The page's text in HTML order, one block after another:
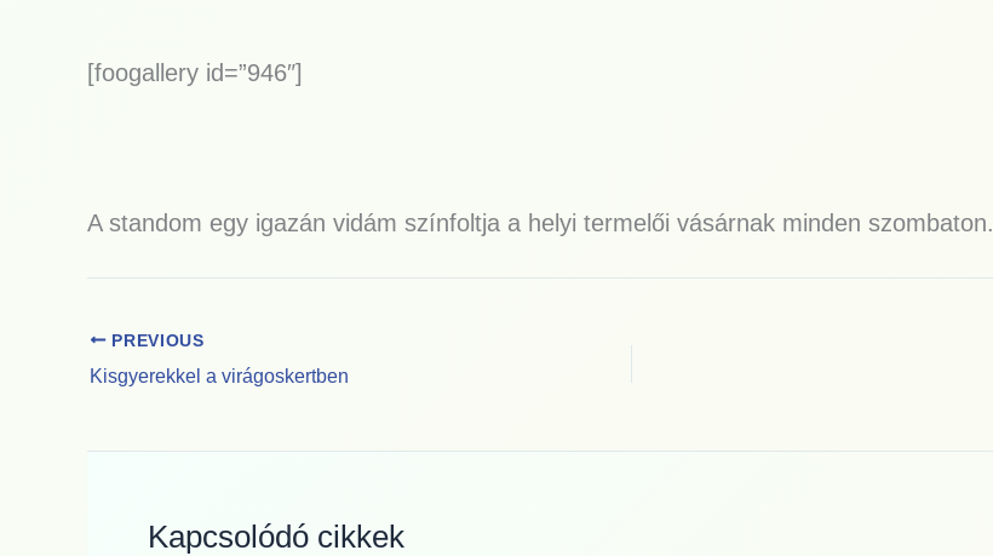
[foogallery id=”946″]
A standom egy igazán vidám színfoltja a helyi termelői vásárnak minden szombaton.
PREVIOUS
Kisgyerekkel a virágoskertben
Kapcsolódó cikkek